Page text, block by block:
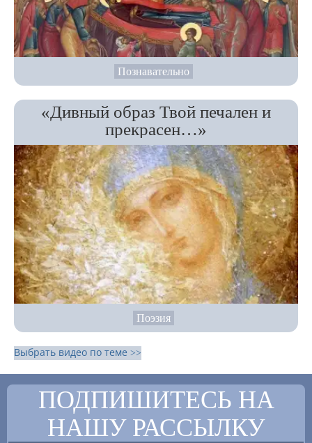
Познавательно
«Дивный образ Твой печален и
прекрасен…»
Поэзия
Выбрать видео по теме >>
ПОДПИШИТЕСЬ НА
НАШУ РАССЫЛКУ